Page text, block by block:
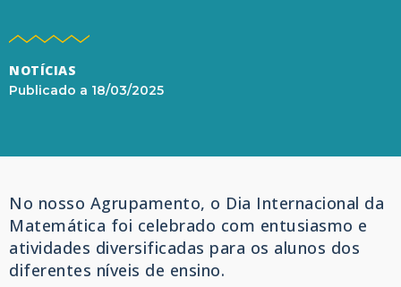
NOTÍCIAS
Publicado a 18/03/2025
No nosso Agrupamento, o Dia Internacional da
Matemática foi celebrado com entusiasmo e
atividades diversificadas para os alunos dos
diferentes níveis de ensino.